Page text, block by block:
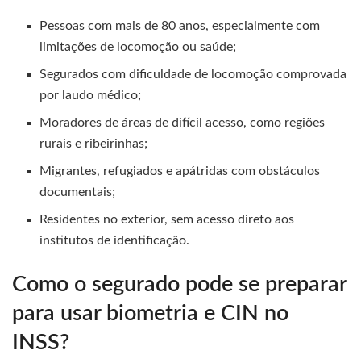
Pessoas com mais de 80 anos, especialmente com
limitações de locomoção ou saúde;
Segurados com dificuldade de locomoção comprovada
por laudo médico;
Moradores de áreas de difícil acesso, como regiões
rurais e ribeirinhas;
Migrantes, refugiados e apátridas com obstáculos
documentais;
Residentes no exterior, sem acesso direto aos
institutos de identificação.
Como o segurado pode se preparar
para usar biometria e CIN no
INSS?